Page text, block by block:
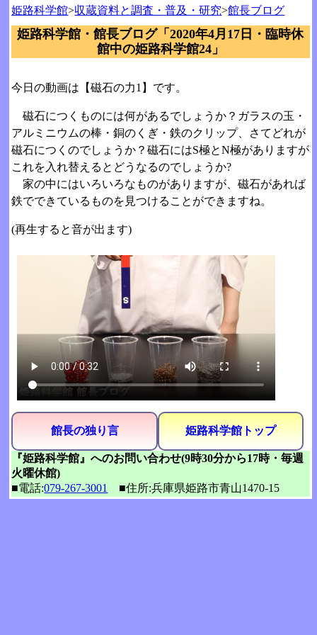
姫路科学館>収蔵資料と調査・普及・研究>館長ブログ
姫路科学館・館長ブログ「2020年4月17日・臨時休
館中の姫路科学館24」
今日の動画は【磁石の力1】です。
磁石につくものには何があるでしょうか？ガラスの玉・
アルミニウムの棒・銅のくぎ・鉄のクリップ、さてどれが
磁石につくのでしょうか？磁石にはS極とN極がありますが
これを入れ替えるとどうなるのでしょうか?
家の中にはいろいろなものがありますが、磁石があれば
鉄でできているものを見つけることができますね。
(再生すると音が出ます)
館長の独り言 姫路科学館トップ
『姫路科学館』へのお問い合わせ(9時30分から17時・毎週
火曜休館)
■電話:079-267-3001 ■住所:兵庫県姫路市青山1470-15